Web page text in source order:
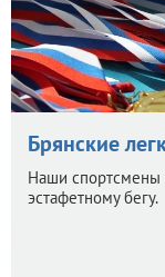
Брянские
Наши спортсмены
эстафетному бегу.